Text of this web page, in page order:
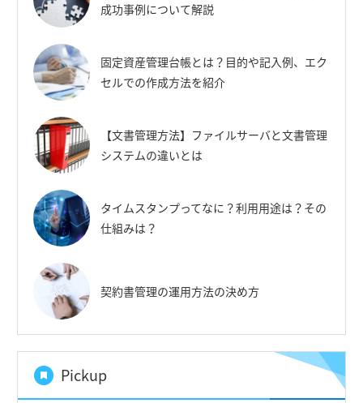
成功事例について解説
固定資産管理台帳とは？目的や記入例、エク
セルでの作成方法を紹介
【文書管理方法】ファイルサーバと文書管理
システムの違いとは
タイムスタンプってなに？利用用途は？その
仕組みは？
契約書管理の運用方法の決め方
Pickup